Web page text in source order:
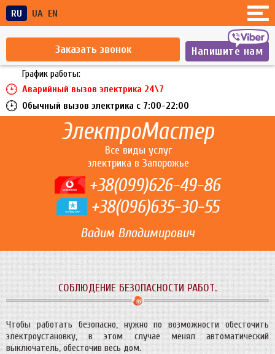
Напишите нам
Заказать звонок
RU UA EN
График работы:
Аварийный вызов электрика 24\7
Обычный вызов электрика c 7:00-22:00
ЭлектроМастер
Все виды услуг
электрика в Запорожье
+38(099)626-49-86
+38(096)635-30-55
Вадим Владимирович
СОБЛЮДЕНИЕ БЕЗОПАСНОСТИ РАБОТ.
Чтобы работать безопасно, нужно по возможности обесточить
электроустановку, в этом случае менял автоматический
выключатель, обесточив весь дом.